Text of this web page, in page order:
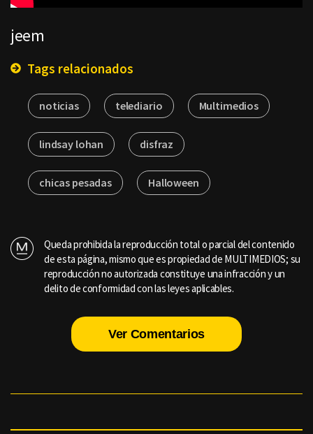
jeem
Tags relacionados
noticias telediario Multimedios
lindsay lohan disfraz
chicas pesadas Halloween
Queda prohibida la reproducción total o parcial del contenido
de esta página, mismo que es propiedad de MULTIMEDIOS; su
reproducción no autorizada constituye una infracción y un
delito de conformidad con las leyes aplicables.
Ver Comentarios